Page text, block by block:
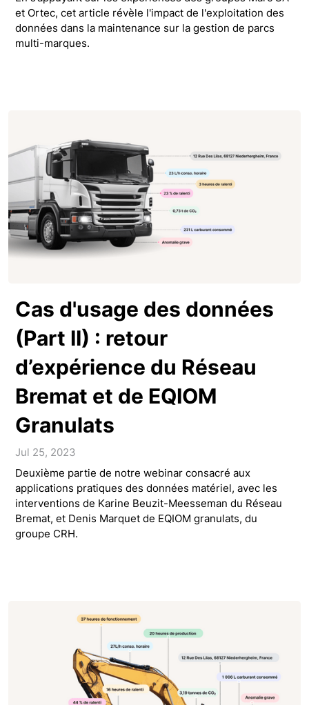
et Ortec, cet article révèle l'impact de l'exploitation des
données dans la maintenance sur la gestion de parcs
multi-marques.
Cas d'usage des données
(Part II) : retour
d’expérience du Réseau
Bremat et de EQIOM
Granulats
Jul 25, 2023
Deuxième partie de notre webinar consacré aux
applications pratiques des données matériel, avec les
interventions de Karine Beuzit-Meesseman du Réseau
Bremat, et Denis Marquet de EQIOM granulats, du
groupe CRH.